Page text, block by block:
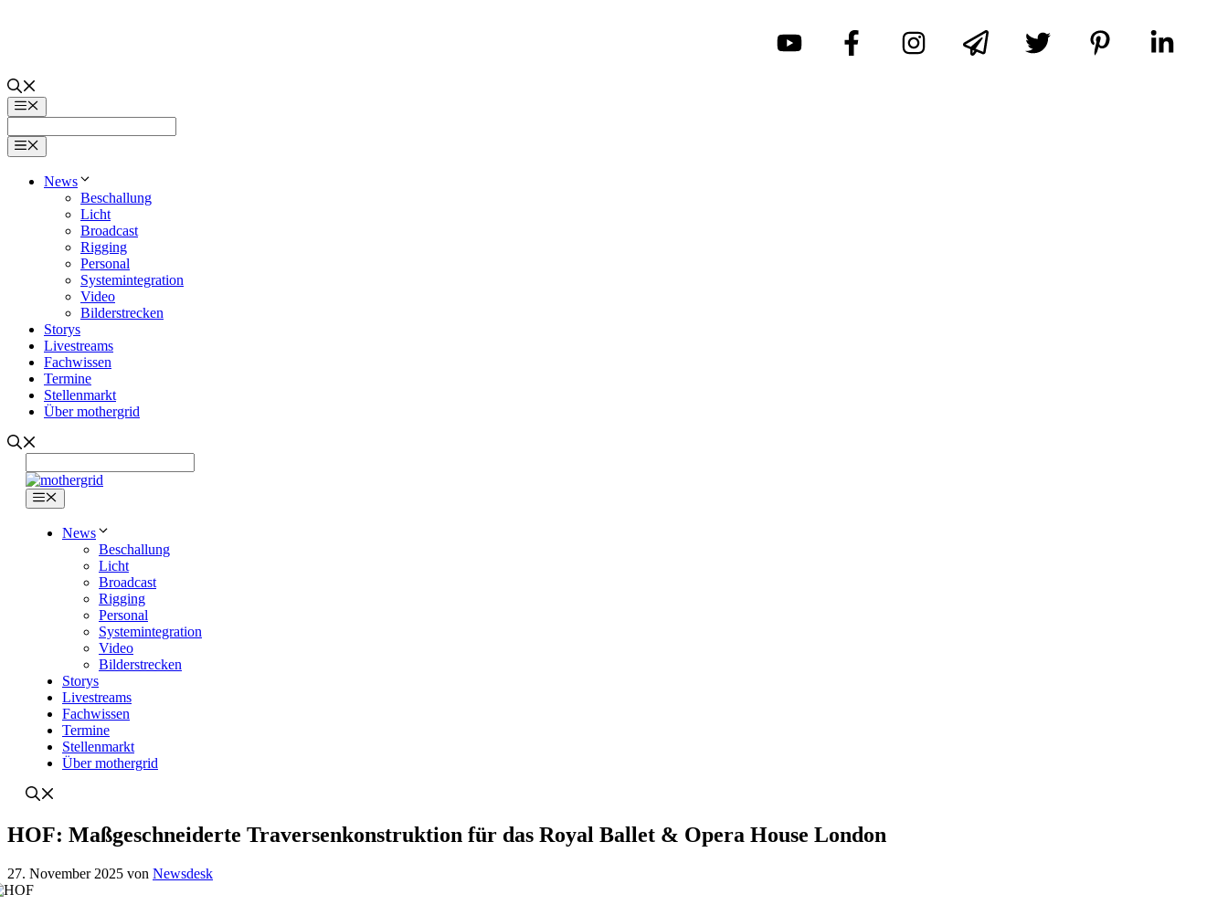
Menü
Menü
News
Beschallung
Licht
Broadcast
Rigging
Personal
Systemintegration
Video
Bilderstrecken
Storys
Livestreams
Fachwissen
Termine
Stellenmarkt
Über mothergrid
Menü
News
Beschallung
Licht
Broadcast
Rigging
Personal
Systemintegration
Video
Bilderstrecken
Storys
Livestreams
Fachwissen
Termine
Stellenmarkt
Über mothergrid
HOF: Maßgeschneiderte Traversenkonstruktion für das Royal Ballet & Opera House London
27. November 2025 von Newsdesk